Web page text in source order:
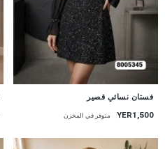
فستان نسائي قصير
YER1,500 متوفر في المخزن